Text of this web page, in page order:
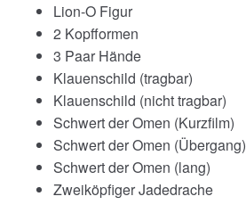
Lion-O Figur
2 Kopfformen
3 Paar Hände
Klauenschild (tragbar)
Klauenschild (nicht tragbar)
Schwert der Omen (Kurzfilm)
Schwert der Omen (Übergang)
Schwert der Omen (lang)
Zweiköpfiger Jadedrache